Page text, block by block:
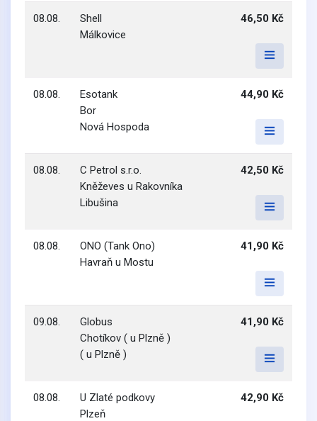
08.08.
Shell
Málkovice
46,50 Kč
08.08.
Esotank
Bor
Nová Hospoda
44,90 Kč
08.08.
C Petrol s.r.o.
Kněževes u Rakovníka
Libušina
42,50 Kč
08.08.
ONO (Tank Ono)
Havraň u Mostu
41,90 Kč
09.08.
Globus
Chotíkov ( u Plzně )
( u Plzně )
41,90 Kč
08.08.
U Zlaté podkovy
Plzeň
42,90 Kč